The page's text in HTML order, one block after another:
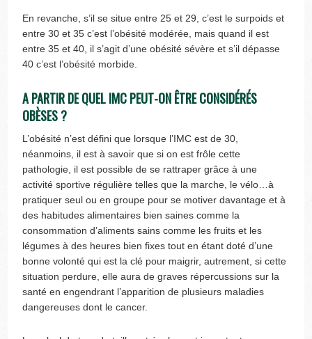
En revanche, s’il se situe entre 25 et 29, c’est le surpoids et
entre 30 et 35 c’est l’obésité modérée, mais quand il est
entre 35 et 40, il s’agit d’une obésité sévère et s’il dépasse
40 c’est l’obésité morbide.
A PARTIR DE QUEL IMC PEUT-ON ÊTRE CONSIDÉRÉS
OBÈSES ?
L’obésité n’est défini que lorsque l’IMC est de 30,
néanmoins, il est à savoir que si on est frôle cette
pathologie, il est possible de se rattraper grâce à une
activité sportive régulière telles que la marche, le vélo…à
pratiquer seul ou en groupe pour se motiver davantage et à
des habitudes alimentaires bien saines comme la
consommation d’aliments sains comme les fruits et les
légumes à des heures bien fixes tout en étant doté d’une
bonne volonté qui est la clé pour maigrir, autrement, si cette
situation perdure, elle aura de graves répercussions sur la
santé en engendrant l’apparition de plusieurs maladies
dangereuses dont le cancer.